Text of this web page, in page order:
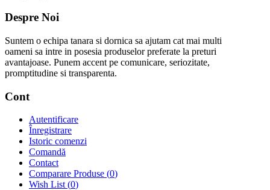
Despre Noi
Suntem o echipa tanara si dornica sa ajutam cat mai multi
oameni sa intre in posesia produselor preferate la preturi
avantajoase. Punem accent pe comunicare, seriozitate,
promptitudine si transparenta.
Cont
Autentificare
Înregistrare
Istoric comenzi
Comandă
Contact
Comparare Produse (0)
Wish List (0)